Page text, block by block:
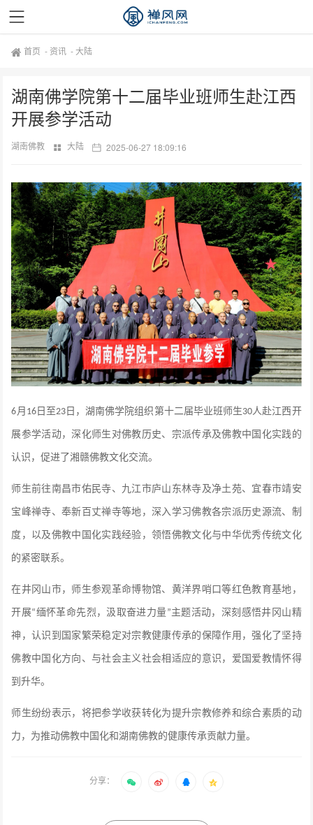
首页 - 资讯 -大陆
湖南佛学院第十二届毕业班师生赴江西
开展参学活动
湖南佛教 大陆 2025-06-27 18:09:16
6 月 16日至23日，湖南佛学院组织第十二届毕业班师生30人赴江西开
展参学活动，深化师生对佛教历史、宗派传承及佛教中国化实践的
认识，促进了湘赣佛教文化交流。
师生前往南昌市佑民寺、九江市庐山东林寺及净土苑、宜春市靖安
宝峰禅寺、奉新百丈禅寺等地，深入学习佛教各宗派历史源流、制
度，以及佛教中国化实践经验，领悟佛教文化与中华优秀传统文化
的紧密联系。
在井冈山市，师生参观革命博物馆、黄洋界哨口等红色教育基地，
开展“缅怀革命先烈，汲取奋进力量”主题活动，深刻感悟井冈山精
神，认识到国家繁荣稳定对宗教健康传承的保障作用，强化了坚持
佛教中国化方向、与社会主义社会相适应的意识，爱国爱教情怀得
到升华。
师生纷纷表示，将把参学收获转化为提升宗教修养和综合素质的动
力，为推动佛教中国化和湖南佛教的健康传承贡献力量。
分享：